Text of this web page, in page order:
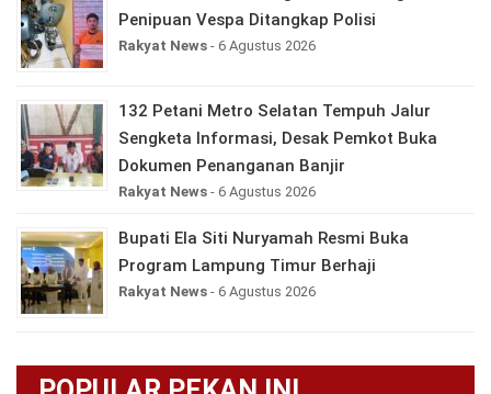
Penipuan Vespa Ditangkap Polisi
Rakyat News - 6 Agustus 2026
132 Petani Metro Selatan Tempuh Jalur
Sengketa Informasi, Desak Pemkot Buka
Dokumen Penanganan Banjir
Rakyat News - 6 Agustus 2026
Bupati Ela Siti Nuryamah Resmi Buka
Program Lampung Timur Berhaji
Rakyat News - 6 Agustus 2026